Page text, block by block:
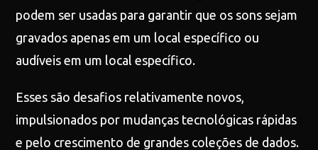
podem ser usadas para garantir que os sons sejam
gravados apenas em um local específico ou
audíveis em um local específico.
Esses são desafios relativamente novos,
impulsionados por mudanças tecnológicas rápidas
e pelo crescimento de grandes coleções de dados.